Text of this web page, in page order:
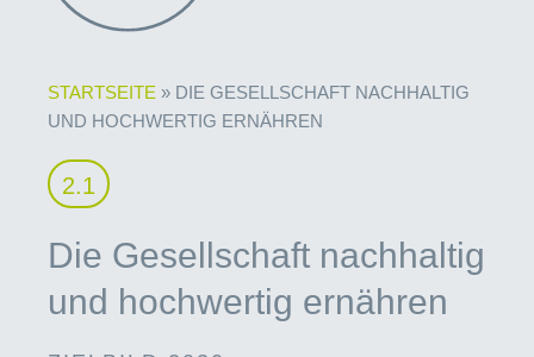
STARTSEITE » DIE GESELLSCHAFT NACHHALTIG
UND HOCHWERTIG ERNÄHREN
2.1
Die Gesellschaft nachhaltig
und hochwertig ernähren